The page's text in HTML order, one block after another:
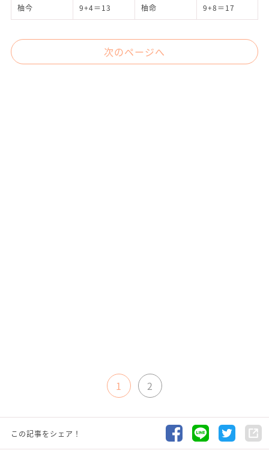
柚今 9+4＝13 柚命 9+8＝17
次のページへ
1 2
この記事をシェア！